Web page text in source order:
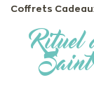
Coffrets
Rituel